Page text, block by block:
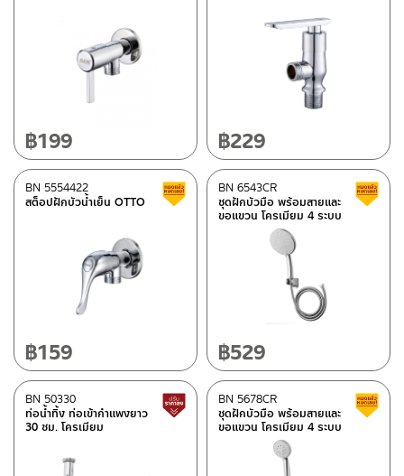
฿199 ฿229
สต็อปฝักบัวน้ำเย็น OTTO
BN 5554422 สินค้าลดราคา เคลียร์สต็อก
฿159
ชุดฝักบัวมือ พร้อมสายและ
ขอแขวน โครเมียม 4 ระบบ
BN 6543CR
฿529
ท่อน้ำทิ้ง ท่อเข้ากำแพงยาว
30 ซม. โครเมียม
BN 50330 สินค้าปรับราคาลดลง
ชุดฝักบัวมือ พร้อมสายและ
ขอแขวน โครเมียม 4 ระบบ
BN 5678CR